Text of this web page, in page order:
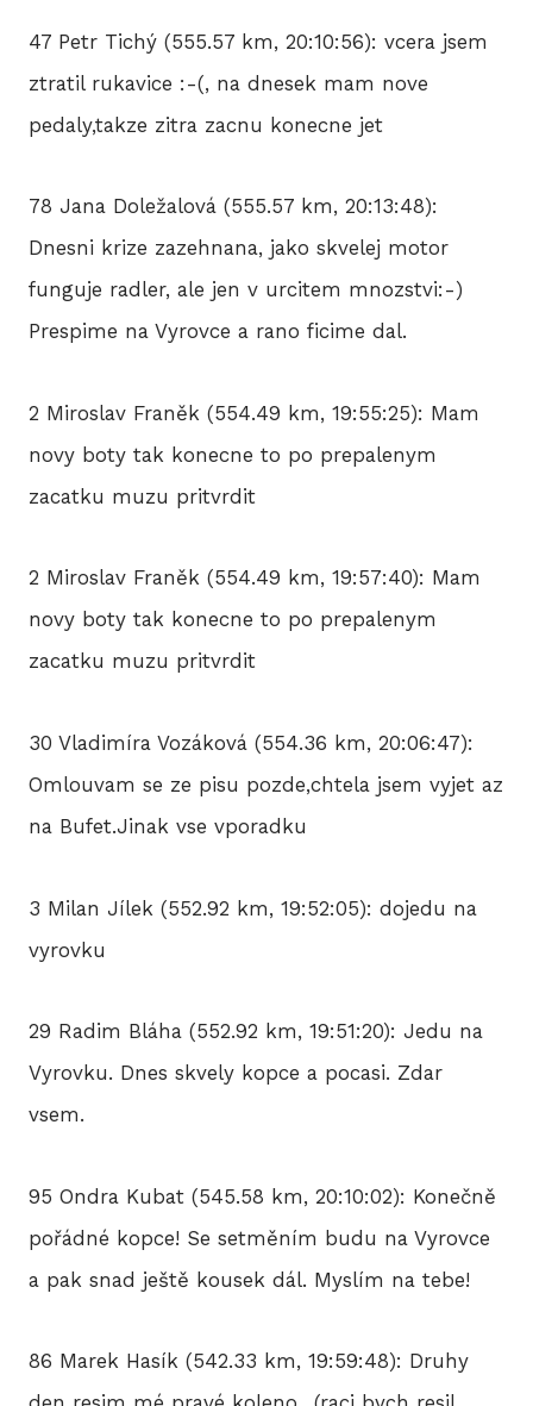
47 Petr Tichý (555.57 km, 20:10:56): vcera jsem
ztratil rukavice :-(, na dnesek mam nove
pedaly,takze zitra zacnu konecne jet
78 Jana Doležalová (555.57 km, 20:13:48):
Dnesni krize zazehnana, jako skvelej motor
funguje radler, ale jen v urcitem mnozstvi:-)
Prespime na Vyrovce a rano ficime dal.
2 Miroslav Franěk (554.49 km, 19:55:25): Mam
novy boty tak konecne to po prepalenym
zacatku muzu pritvrdit
2 Miroslav Franěk (554.49 km, 19:57:40): Mam
novy boty tak konecne to po prepalenym
zacatku muzu pritvrdit
30 Vladimíra Vozáková (554.36 km, 20:06:47):
Omlouvam se ze pisu pozde,chtela jsem vyjet az
na Bufet.Jinak vse vporadku
3 Milan Jílek (552.92 km, 19:52:05): dojedu na
vyrovku
29 Radim Bláha (552.92 km, 19:51:20): Jedu na
Vyrovku. Dnes skvely kopce a pocasi. Zdar
vsem.
95 Ondra Kubat (545.58 km, 20:10:02): Konečně
pořádné kopce! Se setměním budu na Vyrovce
a pak snad ještě kousek dál. Myslím na tebe!
86 Marek Hasík (542.33 km, 19:59:48): Druhy